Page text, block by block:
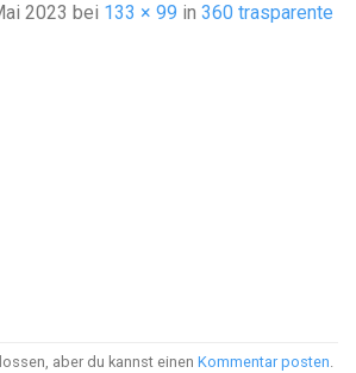
2023 bei 133 × 99 in 360 trasparente
aber du kannst einen Kommentar posten.